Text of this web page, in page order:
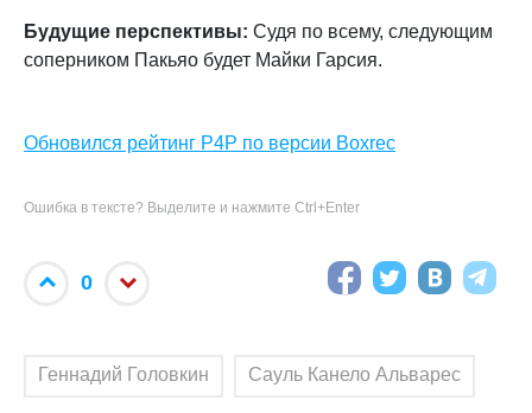
Будущие перспективы: Судя по всему, следующим
соперником Пакьяо будет Майки Гарсия.
Обновился рейтинг P4P по версии Boxrec
Ошибка в тексте? Выделите и нажмите Ctrl+Enter
0
Геннадий Головкин Сауль Канело Альварес